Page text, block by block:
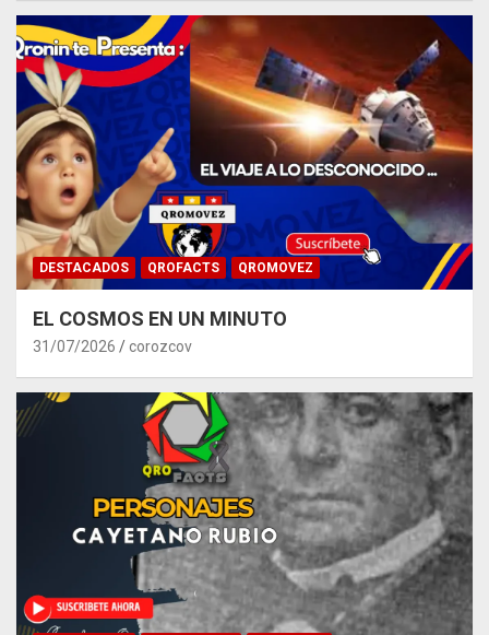
DESTACADOS QROFACTS QROMOVEZ
EL COSMOS EN UN MINUTO
31/07/2026 corozcov